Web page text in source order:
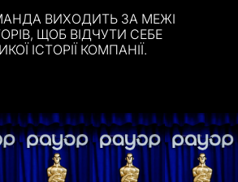
ВИХОДИТЬ ЗА МЕЖІ
ЩОБ ВІДЧУТИ СЕБЕ
ІСТОРІЇ КОМПАНІЇ.